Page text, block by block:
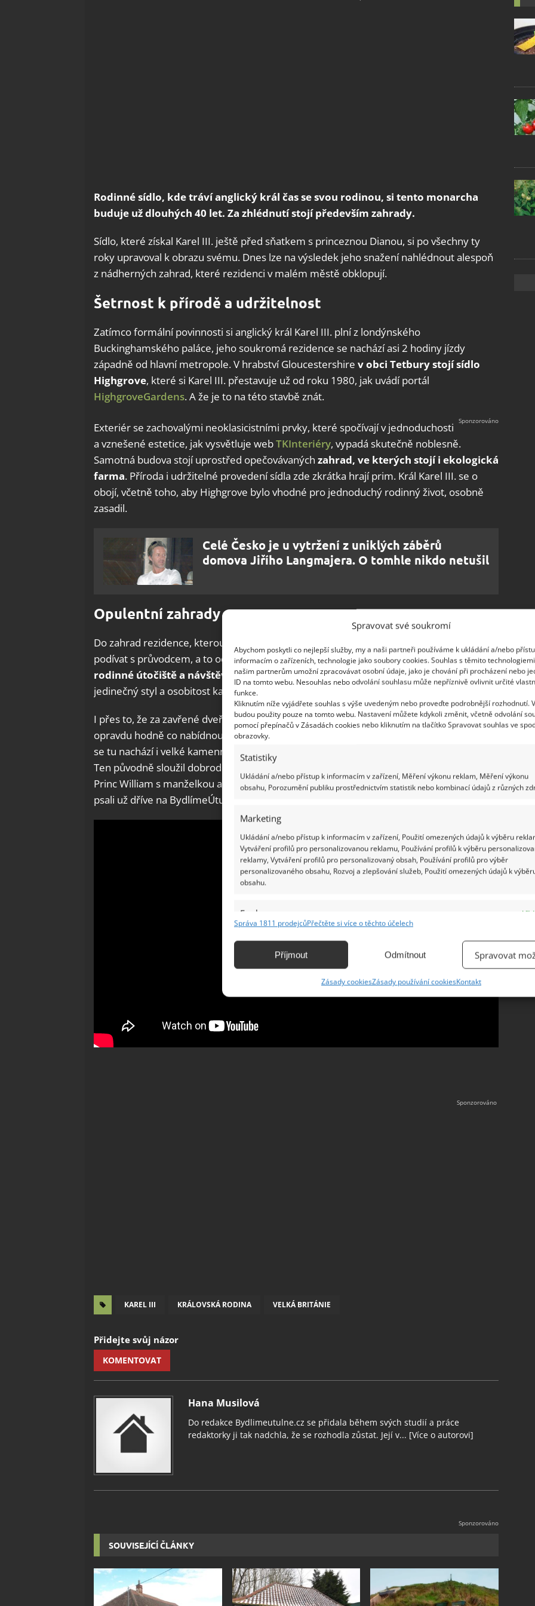
Spravovat své soukromí
Abychom poskytli co nejlepší služby, my a naši partneři používáme k ukládání a/nebo
informacím o zařízeních, technologie jako soubory cookies. Souhlas s těmito
našim partnerům umožní zpracovávat osobní údaje, jako je chování při procházení nebo
ID na tomto webu. Nesouhlas nebo odvolání souhlasu může nepříznivě ovlivnit určité
funkce.
Kliknutím níže vyjádřete souhlas s výše uvedeným nebo proveďte podrobnější rozhodnutí.
budou použity pouze na tomto webu. Nastavení můžete kdykoli změnit, včetně odvolání
pomocí přepínačů v Zásadách cookies nebo kliknutím na tlačítko Spravovat souhlas ve
obrazovky.
Statistiky
Ukládání a/nebo přístup k informacím v zařízení, Měření výkonu reklam, Měření výkonu
obsahu, Porozumění publiku prostřednictvím statistik nebo kombinací údajů z různých
Marketing
Ukládání a/nebo přístup k informacím v zařízení, Použití omezených údajů k výběru
Vytváření profilů pro personalizovanou reklamu, Používání profilů k výběru
reklamy, Vytváření profilů pro personalizovaný obsah, Používání profilů pro výběr
personalizovaného obsahu, Rozvoj a zlepšování služeb, Použití omezených údajů k
obsahu.
Funkce
Identifikace zařízení na základě automaticky přenášených informací.
základě aktivně vyžádaných informací.
Zajištění bezpečnosti, předcházení a zjišťování podvodů a
Ukládání a sdělování voleb ochrany osobních údajů.
Správa 1811 prodejcůPřečtěte si více o těchto účelech
Příjmout Odmítnout Spravovat
Zásady cookiesZásady používání cookiesKontakt
Rodinné sídlo, kde tráví anglický král čas se svou rodinou, si tento monarcha
buduje už dlouhých 40 let. Za zhlédnutí stojí především zahrady.
Sídlo, které získal Karel III. ještě před sňatkem s princeznou Dianou, si po všechny ty
roky upravoval k obrazu svému. Dnes lze na výsledek jeho snažení nahlédnout alespoň
z nádherných zahrad, které rezidenci v malém městě obklopují.
Šetrnost k přírodě a udržitelnost
Zatímco formální povinnosti si anglický král Karel III. plní z londýnského
Buckinghamského paláce, jeho soukromá rezidence se nachází asi 2 hodiny jízdy
západně od hlavní metropole. V hrabství Gloucestershire v obci Tetbury stojí sídlo
Highgrove, které si Karel III. přestavuje už od roku 1980, jak uvádí portál
HighgroveGardens. A že je to na této stavbě znát.
Exteriér se zachovalými neoklasicistními prvky, které spočívají v jednoduchosti
a vznešené estetice, jak vysvětluje webTKInteriéry, vypadá skutečně noblesně.
Samotná budova stojí uprostřed opečovávaných zahrad, ve kterých stojí i ekologická
farma. Příroda i udržitelné provedení sídla zde zkrátka hrají prim. Král Karel III. se o
obojí, včetně toho, aby Highgrove bylo vhodné pro jednoduchý rodinný život, osobně
zasadil.
Celé Česko je u vytržení z uniklých záběrů
domova Jiřího Langmajera. O tomhle nikdo netušil
Opulentní zahrady
Do zahrad rezidence, kterou král obývá společně se svou manželkou Camillou, se lze
podívat s průvodcem, a to od dubna do října. Interiéry nicméně slouží pouzejako
rodinné útočiště a návštěvníci do nich nemohou. Jejich zrestaurování odráží
jedinečný styl a osobitost každého člena královské rodiny.
I přes to, že za zavřené dveře Highgrove House nelze nahlédnout, zahrada toho má
opravdu hodně co nabídnout i sama za sebe. Jak uvádí web
se tu nachází i velké kamenné sluneční hodiny nebo
Ten původně sloužil dobrodružstvím prince Williama, dnes už si v něm hraje jeho syn.
Princ William s manželkou a dětmi bydlí vluxusním Adelaide Cottage, o němž jsme
psali už dříve na BydlímeÚtulně.
KAREL III KRÁLOVSKÁ RODINA VELKÁ BRITÁNIE
Přidejte svůj názor
KOMENTOVAT
Hana Musilová
Do redakce Bydlimeutulne.cz se přidala během svých studií a práce
redaktorky ji tak nadchla, že se rozhodla zůstat. Její v... [Více o autorovi]
SOUVISEJÍCÍ ČLÁNKY